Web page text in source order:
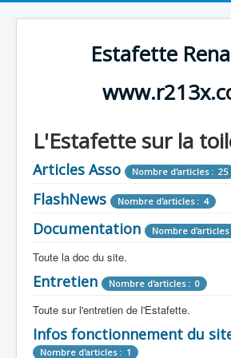
Estafette
L'Estafette sur la
Articles Asso Nombre d'articles : 25
FlashNews Nombre d'articles : 4
Documentation Nombre d'articles
Toute la doc du site.
Revue de Presse Nombre
Tous les articles que l'on a vu sur
Camping Car Nombre d'articles :
Entretien Nombre d'articles : 0
Toute sur l'entretien de l'Estafette.
Mécanique Nombre d'articles : 0
Infos fonctionnement du
Nombre d'articles : 1